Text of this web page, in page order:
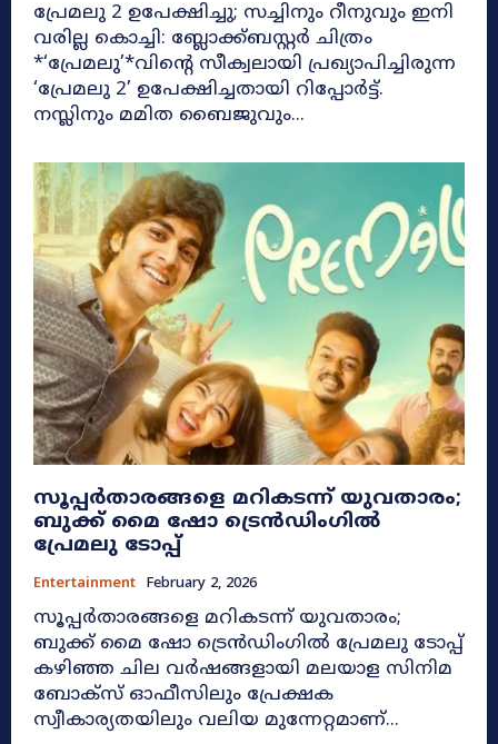
പ്രേമലു 2 ഉപേക്ഷിച്ചു; സച്ചിനും റീനുവും ഇനി
വരില്ല കൊച്ചി: ബ്ലോക്ക്ബസ്റ്റർ ചിത്രം
*‘പ്രേമലു’*വിന്റെ സീക്വലായി പ്രഖ്യാപിച്ചിരുന്ന
‘പ്രേമലു 2’ ഉപേക്ഷിച്ചതായി റിപ്പോർട്ട്.
നസ്ലിനും മമിത ബൈജുവും...
സൂപ്പർതാരങ്ങളെ മറികടന്ന് യുവതാരം;
ബുക്ക് മൈ ഷോ ട്രെൻഡിംഗിൽ
പ്രേമലു ടോപ്പ്
Entertainment February 2, 2026
സൂപ്പർതാരങ്ങളെ മറികടന്ന് യുവതാരം;
ബുക്ക് മൈ ഷോ ട്രെൻഡിംഗിൽ പ്രേമലു ടോപ്പ്
കഴിഞ്ഞ ചില വർഷങ്ങളായി മലയാള സിനിമ
ബോക്‌സ് ഓഫീസിലും പ്രേക്ഷക
സ്വീകാര്യതയിലും വലിയ മുന്നേറ്റമാണ്...